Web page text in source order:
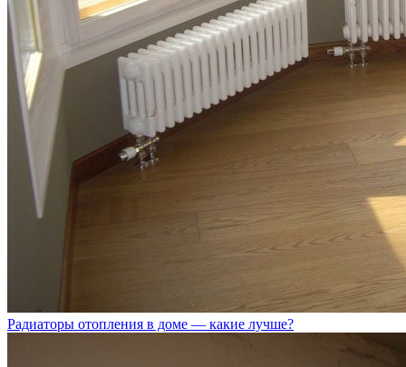
Радиаторы отопления в доме — какие лучше?